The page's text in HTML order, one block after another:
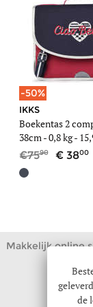
-50%
IKKS
Boekentas 2
38cm -0,8 kg-
7590 3800
Makkelijk online
de